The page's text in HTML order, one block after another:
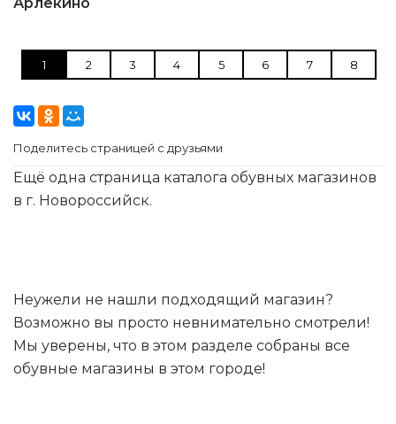
1 2 3 4 5 6 7 8
Поделитесь страницей с друзьями
Ещё одна страница каталога обувных магазинов
в г. Новороссийск.
Неужели не нашли подходящий магазин?
Возможно вы просто невнимательно смотрели!
Мы уверены, что в этом разделе собраны все
обувные магазины в этом городе!